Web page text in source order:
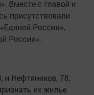
Вместе с главой и
присутствовали
России»,
России».
и Нефтяников, 78,
их жилье